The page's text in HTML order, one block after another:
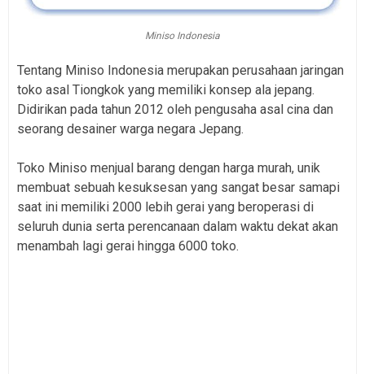
Miniso Indonesia
Tentang Miniso Indonesia merupakan perusahaan jaringan
toko asal Tiongkok yang memiliki konsep ala jepang.
Didirikan pada tahun 2012 oleh pengusaha asal cina dan
seorang desainer warga negara Jepang.
Toko Miniso menjual barang dengan harga murah, unik
membuat sebuah kesuksesan yang sangat besar samapi
saat ini memiliki 2000 lebih gerai yang beroperasi di
seluruh dunia serta perencanaan dalam waktu dekat akan
menambah lagi gerai hingga 6000 toko.